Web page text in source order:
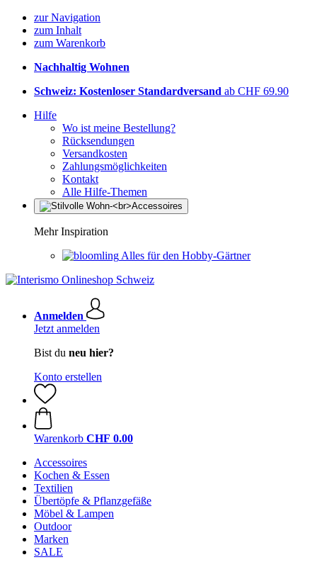
zur Navigation
zum Inhalt
zum Warenkorb
Nachhaltig Wohnen
Schweiz: Kostenloser Standardversand ab CHF 69.90
Hilfe
Wo ist meine Bestellung?
Rücksendungen
Versandkosten
Zahlungsmöglichkeiten
Kontakt
Alle Hilfe-Themen
Mehr Inspiration
Alles für den Hobby-Gärtner
Anmelden
Jetzt anmelden
Bist du neu hier?
Konto erstellen
Warenkorb CHF 0.00
Accessoires
Kochen & Essen
Textilien
Übertöpfe & Pflanzgefäße
Möbel & Lampen
Outdoor
Marken
SALE